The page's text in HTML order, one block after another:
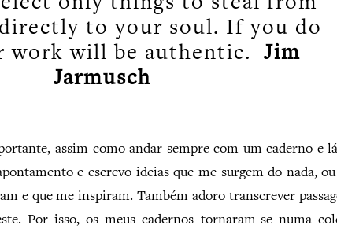
to your soul. If you do
work will be authentic. Jim
Jarmusch
assim como andar sempre com um caderno e
e escrevo ideias que me surgem do nada,
e que me inspiram. Também adoro transcrever
Por isso, os meus cadernos tornaram-se numa